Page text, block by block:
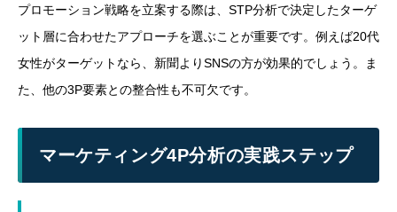
プロモーション戦略を立案する際は、STP分析で決定したターゲ
ット層に合わせたアプローチを選ぶことが重要です。例えば20代
女性がターゲットなら、新聞よりSNSの方が効果的でしょう。ま
た、他の3P要素との整合性も不可欠です。
マーケティング4P分析の実践ステップ